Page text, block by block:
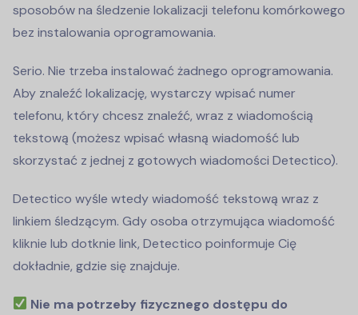
sposobów na śledzenie lokalizacji telefonu komórkowego
bez instalowania oprogramowania.
Serio. Nie trzeba instalować żadnego oprogramowania.
Aby znaleźć lokalizację, wystarczy wpisać numer
telefonu, który chcesz znaleźć, wraz z wiadomością
tekstową (możesz wpisać własną wiadomość lub
skorzystać z jednej z gotowych wiadomości Detectico).
Detectico wyśle wtedy wiadomość tekstową wraz z
linkiem śledzącym. Gdy osoba otrzymująca wiadomość
kliknie lub dotknie link, Detectico poinformuje Cię
dokładnie, gdzie się znajduje.
Nie ma potrzeby fizycznego dostępu do